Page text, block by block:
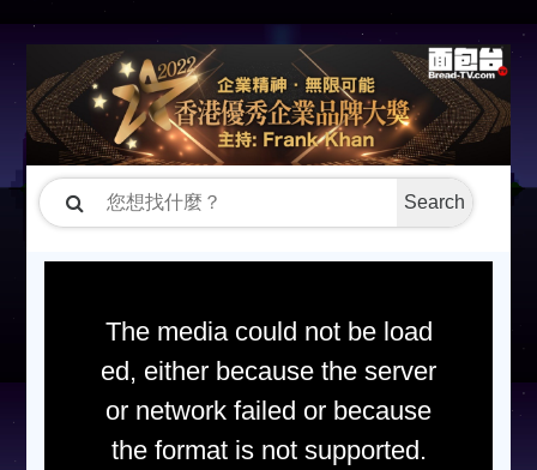
Search
The media could not be load
ed, either because the server
or network failed or because
the format is not supported.